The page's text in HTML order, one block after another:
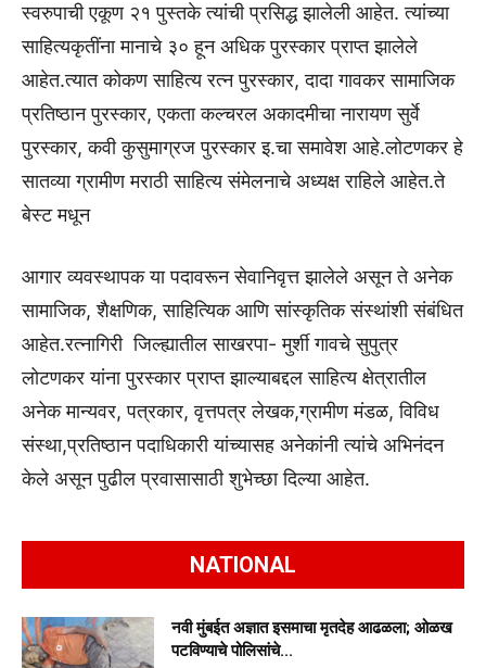
स्वरुपाची एकूण २१ पुस्तके त्यांची प्रसिद्ध झालेली आहेत. त्यांच्या
साहित्यकृतींना मानाचे ३० हून अधिक पुरस्कार प्राप्त झालेले
आहेत.त्यात कोकण साहित्य रत्न पुरस्कार, दादा गावकर सामाजिक
प्रतिष्ठान पुरस्कार, एकता कल्चरल अकादमीचा नारायण सुर्वे
पुरस्कार, कवी कुसुमाग्रज पुरस्कार इ.चा समावेश आहे.लोटणकर हे
सातव्या ग्रामीण मराठी साहित्य संमेलनाचे अध्यक्ष राहिले आहेत.ते
बेस्ट मधून
आगार व्यवस्थापक या पदावरून सेवानिवृत्त झालेले असून ते अनेक
सामाजिक, शैक्षणिक, साहित्यिक आणि सांस्कृतिक संस्थांशी संबंधित
आहेत.रत्नागिरी जिल्ह्यातील साखरपा- मुर्शी गावचे सुपुत्र
लोटणकर यांना पुरस्कार प्राप्त झाल्याबद्दल साहित्य क्षेत्रातील
अनेक मान्यवर, पत्रकार, वृत्तपत्र लेखक,ग्रामीण मंडळ, विविध
संस्था,प्रतिष्ठान पदाधिकारी यांच्यासह अनेकांनी त्यांचे अभिनंदन
केले असून पुढील प्रवासासाठी शुभेच्छा दिल्या आहेत.
NATIONAL
नवी मुंबईत अज्ञात इसमाचा मृतदेह आढळला; ओळख
पटविण्याचे पोलिसांचे...